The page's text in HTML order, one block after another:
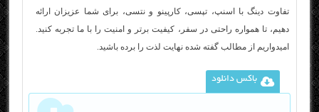
تفاوت دینگ با اسنپ، تپسی، کارپینو و نتسی، برای شما عزیزان ارائه
دهیم، تا همواره راحتی در سفر، کیفیت برتر و امنیت را با ما تجربه کنید.
امیدواریم از مطالب گفته شده نهایت لذت را برده باشید.
باکس دانلود